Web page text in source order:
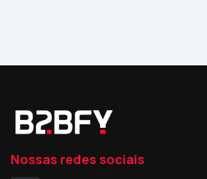
Nossas redes sociais